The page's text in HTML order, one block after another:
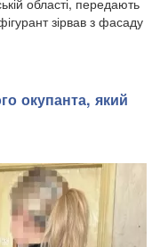
зірвав з фасаду
окупанта, який